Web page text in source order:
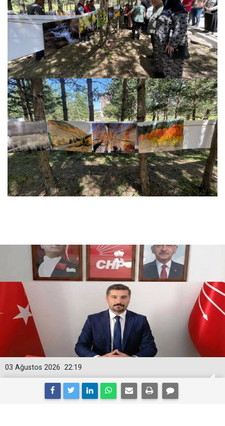
22:19
03 Ağustos 2026